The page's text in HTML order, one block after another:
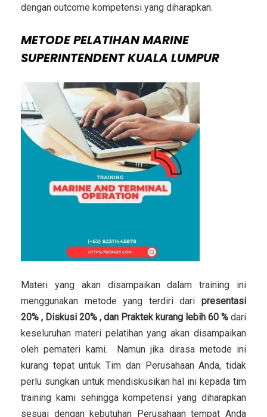
dengan outcome kompetensi yang diharapkan.
METODEPELATIHAN MARINE
SUPERINTENDENT KUALA LUMPUR
Materi yang akan disampaikan dalam training ini
menggunakan metode yang terdiri dari presentasi
20% , Diskusi 20% , dan Praktek kurang lebih 60 % dari
keseluruhan materi pelatihan yang akan disampaikan
oleh pemateri kami. Namun jika dirasa metode ini
kurang tepat untuk Tim dan Perusahaan Anda, tidak
perlu sungkan untuk mendiskusikan hal ini kepada tim
training kami sehingga kompetensi yang diharapkan
sesuai dengan kebutuhan Perusahaan tempat Anda